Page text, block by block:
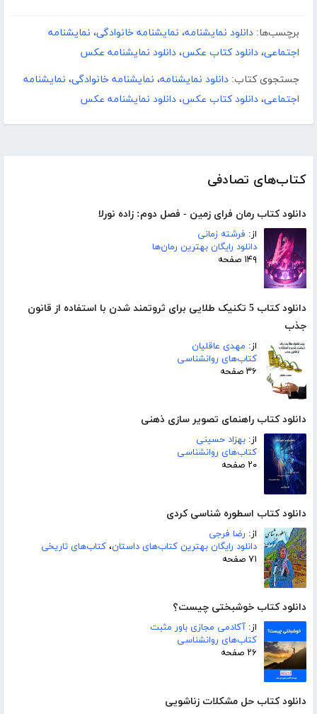
کتاب‌های تصادفی
دانلود کتاب رمان فرای زمین - فصل دوم: زاده نورلا
از: فرشته زمانی
دانلود رایگان بهترین رمان‌ها
۱۴۹ صفحه
دانلود کتاب 5 تکنیک طلایی برای ثروتمند شدن با استفاده از قانون
جذب
از: مهدی عاقلیان
کتاب‌های روانشناسی
۳۶ صفحه
دانلود کتاب راهنمای تصویر سازی ذهنی
از: بهزاد حسینی
کتاب‌های روانشناسی
۲۰ صفحه
دانلود کتاب اسطوره شناسی کردی
از: رضا فرجی
دانلود رایگان بهترین کتاب‌های داستان، کتاب‌های تاریخی
۷۱ صفحه
دانلود کتاب خوشبختی چیست؟
از: آکادمی مجازی باور مثبت
کتاب‌های روانشناسی
۲۶ صفحه
دانلود کتاب حل مشکلات زناشویی
برچسب‌ها: دانلود نمایشنامه، نمایشنامه خانوادگی، نمایشنامه
اجتماعی، دانلود کتاب عکس، دانلود نمایشنامه عکس
جستجوی کتاب: دانلود نمایشنامه، نمایشنامه خانوادگی، نمایشنامه
اجتماعی، دانلود کتاب عکس، دانلود نمایشنامه عکس